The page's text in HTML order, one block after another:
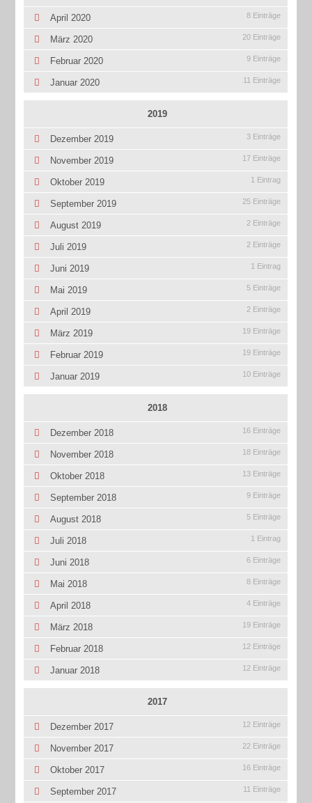
April 2020 8 Einträge
März 2020 20 Einträge
Februar 2020 9 Einträge
Januar 2020 11 Einträge
2019
Dezember 2019 3 Einträge
November 2019 17 Einträge
Oktober 2019 1 Eintrag
September 2019 25 Einträge
August 2019 2 Einträge
Juli 2019 2 Einträge
Juni 2019 1 Eintrag
Mai 2019 5 Einträge
April 2019 2 Einträge
März 2019 19 Einträge
Februar 2019 19 Einträge
Januar 2019 10 Einträge
2018
Dezember 2018 16 Einträge
November 2018 18 Einträge
Oktober 2018 13 Einträge
September 2018 9 Einträge
August 2018 5 Einträge
Juli 2018 1 Eintrag
Juni 2018 6 Einträge
Mai 2018 8 Einträge
April 2018 4 Einträge
März 2018 19 Einträge
Februar 2018 12 Einträge
Januar 2018 12 Einträge
2017
Dezember 2017 12 Einträge
November 2017 22 Einträge
Oktober 2017 16 Einträge
September 2017 11 Einträge